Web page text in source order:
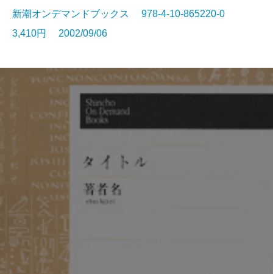
新潮オンデマンドブックス 978-4-10-865220-0
3,410円 2002/09/06